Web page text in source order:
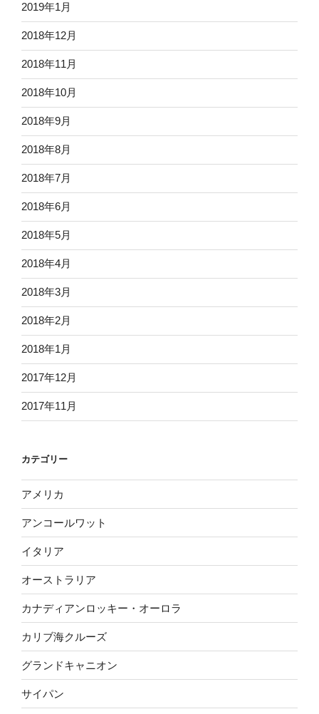
2019年1月
2018年12月
2018年11月
2018年10月
2018年9月
2018年8月
2018年7月
2018年6月
2018年5月
2018年4月
2018年3月
2018年2月
2018年1月
2017年12月
2017年11月
カテゴリー
アメリカ
アンコールワット
イタリア
オーストラリア
カナディアンロッキー・オーロラ
カリブ海クルーズ
グランドキャニオン
サイパン